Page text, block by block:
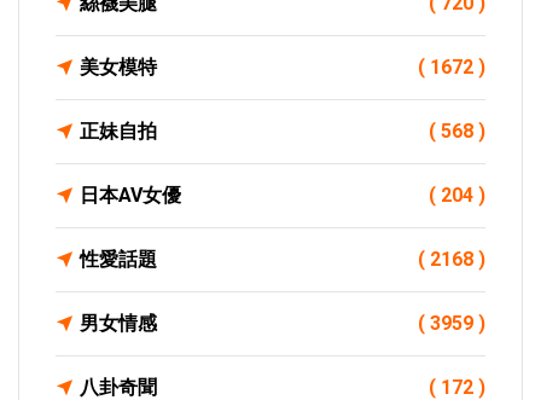
美女模特 ( 1672 )
正妹自拍 ( 568 )
日本AV女優 ( 204 )
性愛話題 ( 2168 )
男女情感 ( 3959 )
八卦奇聞 ( 172 )